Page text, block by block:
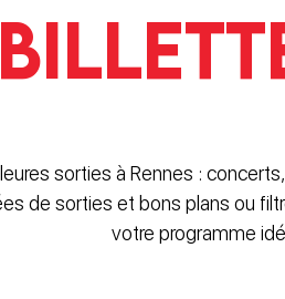
sorties à Rennes :
de sorties et bons plans ou
votre programme